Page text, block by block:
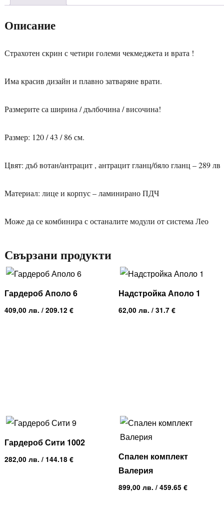
Описание
Страхотен скрин с четири големи чекмеджета и врата !
Има красив дизайн и плавно затваряне врати.
Размерите са ширина / дълбочина / височина!
Размер: 120 / 43 / 86 см.
Цвят: дъб вотан/антрацит , антрацит гланц/бяло гланц – 289 лв
Материал: лице и корпус – ламинирано ПДЧ
Може да се комбинира с останалите модули от система Лео
Свързани продукти
Гардероб Аполо 6
409,00 лв. / 209.12 €
Надстройка Аполо 1
62,00лв. / 31.7 €
Гардероб Сити 1002
282,00 лв. / 144.18 €
Спален комплект
Валерия
899,00лв. / 459.65 €